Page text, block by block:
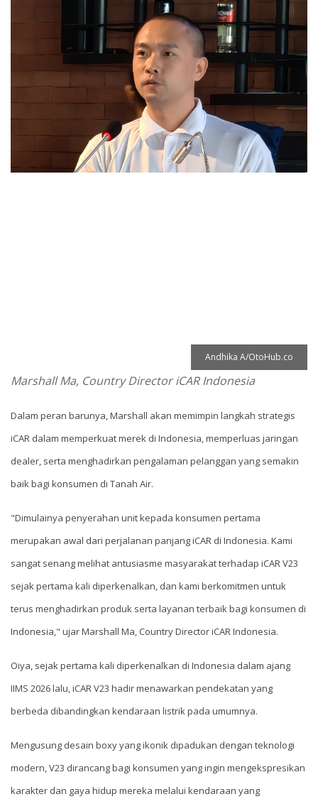
Andhika A/OtoHub.co
Marshall Ma, Country Director iCAR Indonesia
Dalam peran barunya, Marshall akan memimpin langkah strategis
iCAR dalam memperkuat merek di Indonesia, memperluas jaringan
dealer, serta menghadirkan pengalaman pelanggan yang semakin
baik bagi konsumen di Tanah Air.
"Dimulainya penyerahan unit kepada konsumen pertama
merupakan awal dari perjalanan panjang iCAR di Indonesia. Kami
sangat senang melihat antusiasme masyarakat terhadap iCAR V23
sejak pertama kali diperkenalkan, dan kami berkomitmen untuk
terus menghadirkan produk serta layanan terbaik bagi konsumen di
Indonesia," ujar Marshall Ma, Country Director iCAR Indonesia.
Oiya, sejak pertama kali diperkenalkan di Indonesia dalam ajang
IIMS 2026 lalu, iCAR V23 hadir menawarkan pendekatan yang
berbeda dibandingkan kendaraan listrik pada umumnya.
Mengusung desain boxy yang ikonik dipadukan dengan teknologi
modern, V23 dirancang bagi konsumen yang ingin mengekspresikan
karakter dan gaya hidup mereka melalui kendaraan yang